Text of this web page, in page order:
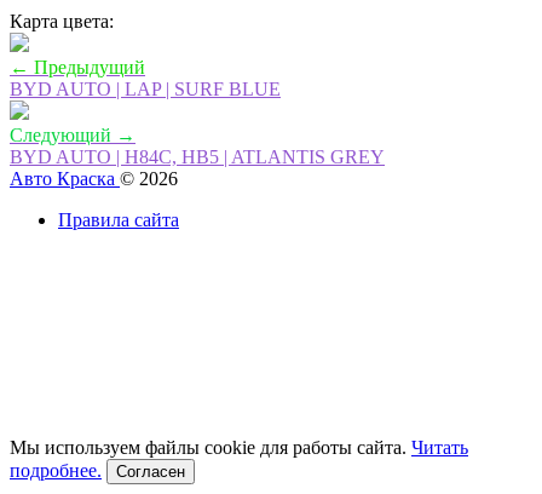
Карта цвета:
← Предыдущий
BYD AUTO | LAP | SURF BLUE
Следующий →
BYD AUTO | H84C, HB5 | ATLANTIS GREY
Авто Краска © 2026
Правила сайта
Мы используем файлы cookie для работы сайта. Читать
подробнее.
Согласен